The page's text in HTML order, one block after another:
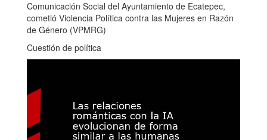
Comunicación Social del Ayuntamiento de Ecatepec,
cometió Violencia Política contra las Mujeres en Razón
de Género (VPMRG)
Cuestión de política